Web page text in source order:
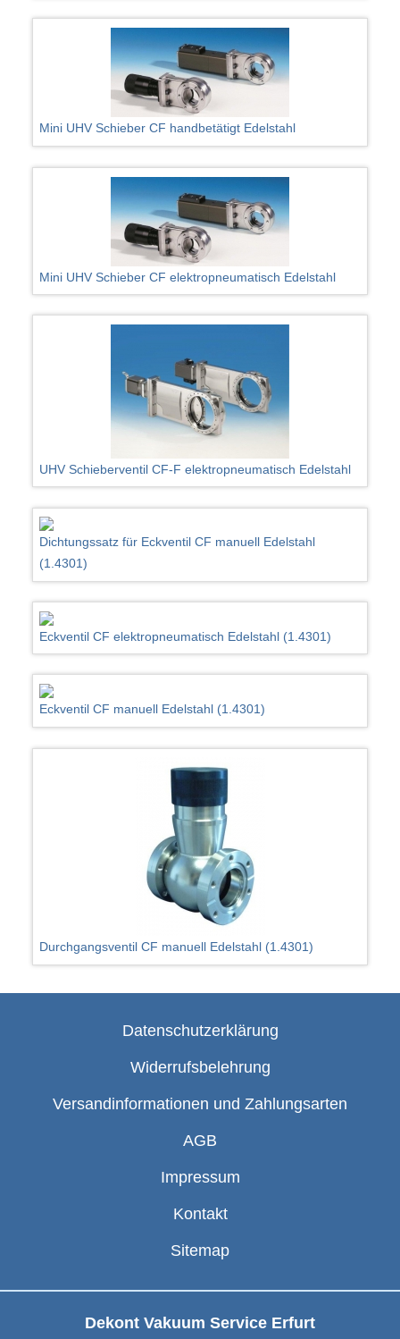
Mini UHV Schieber CF handbetätigt Edelstahl
Mini UHV Schieber CF elektropneumatisch Edelstahl
UHV Schieberventil CF-F elektropneumatisch Edelstahl
Dichtungssatz für Eckventil CF manuell Edelstahl
(1.4301)
Eckventil CF elektropneumatisch Edelstahl (1.4301)
Eckventil CF manuell Edelstahl (1.4301)
Durchgangsventil CF manuell Edelstahl (1.4301)
Datenschutzerklärung
Widerrufsbelehrung
Versandinformationen und Zahlungsarten
AGB
Impressum
Kontakt
Sitemap
Dekont Vakuum Service Erfurt